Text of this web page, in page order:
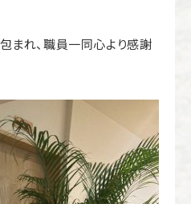
まれ、職員一同心より感謝